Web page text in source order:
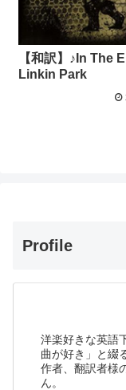
【和訳】♪In The
Linkin Park
Profile
洋楽好きな英語
曲が好き」と綴
作者、翻訳者様
ん。